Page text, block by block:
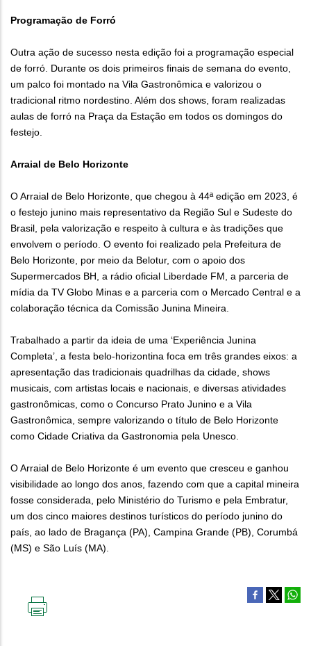
Programação de Forró
Outra ação de sucesso nesta edição foi a programação especial
de forró. Durante os dois primeiros finais de semana do evento,
um palco foi montado na Vila Gastronômica e valorizou o
tradicional ritmo nordestino. Além dos shows, foram realizadas
aulas de forró na Praça da Estação em todos os domingos do
festejo.
Arraial de Belo Horizonte
O Arraial de Belo Horizonte, que chegou à 44ª edição em 2023, é
o festejo junino mais representativo da Região Sul e Sudeste do
Brasil, pela valorização e respeito à cultura e às tradições que
envolvem o período. O evento foi realizado pela Prefeitura de
Belo Horizonte, por meio da Belotur, com o apoio dos
Supermercados BH, a rádio oficial Liberdade FM, a parceria de
mídia da TV Globo Minas e a parceria com o Mercado Central e a
colaboração técnica da Comissão Junina Mineira.
Trabalhado a partir da ideia de uma ‘Experiência Junina
Completa’, a festa belo-horizontina foca em três grandes eixos: a
apresentação das tradicionais quadrilhas da cidade, shows
musicais, com artistas locais e nacionais, e diversas atividades
gastronômicas, como o Concurso Prato Junino e a Vila
Gastronômica, sempre valorizando o título de Belo Horizonte
como Cidade Criativa da Gastronomia pela Unesco.
O Arraial de Belo Horizonte é um evento que cresceu e ganhou
visibilidade ao longo dos anos, fazendo com que a capital mineira
fosse considerada, pelo Ministério do Turismo e pela Embratur,
um dos cinco maiores destinos turísticos do período junino do
país, ao lado de Bragança (PA), Campina Grande (PB), Corumbá
(MS) e São Luís (MA).